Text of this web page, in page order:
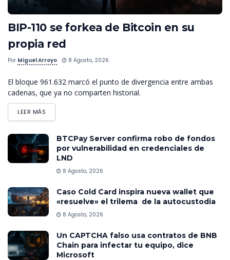
BIP-110 se forkea de Bitcoin en su
propia red
Por Miguel Arroyo 8 Agosto, 2026
El bloque 961.632 marcó el punto de divergencia entre ambas
cadenas, que ya no comparten historial.
LEER MÁS
BTCPay Server confirma robo de fondos
por vulnerabilidad en credenciales de
LND
8 Agosto, 2026
Caso Cold Card inspira nueva wallet que
«resuelve» el trilema de la autocustodia
8 Agosto, 2026
Un CAPTCHA falso usa contratos de BNB
Chain para infectar tu equipo, dice
Microsoft